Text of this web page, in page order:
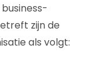
zijn de
als volgt: